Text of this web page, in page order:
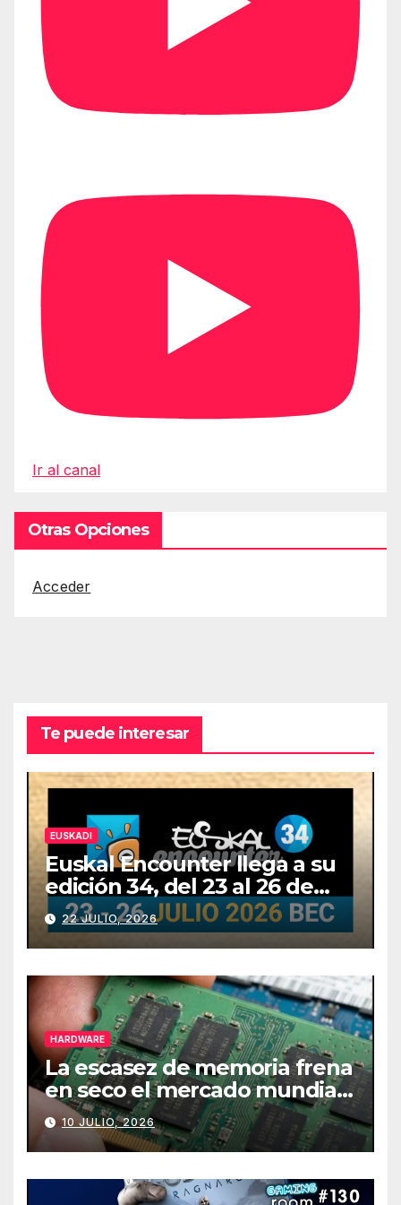
Ir al canal
Otras Opciones
Acceder
Te puede interesar
EUSKADI
Euskal Encounter llega a su
edición 34, del 23 al 26 de
julio
22 JULIO, 2026
HARDWARE
La escasez de memoria frena
en seco el mercado mundial
de PCs
10 JULIO, 2026